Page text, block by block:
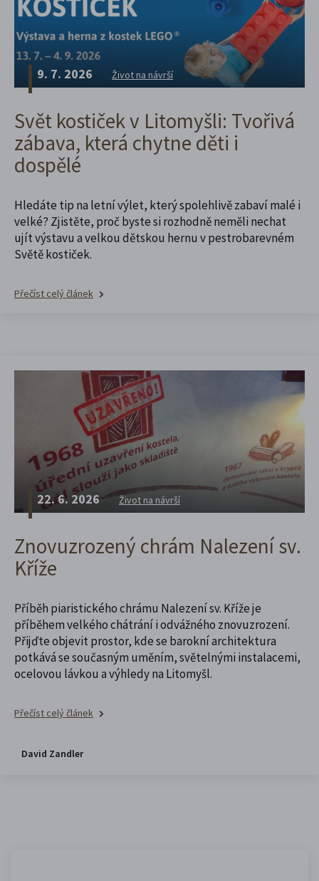
9. 7. 2026 Život na návrší
Svět kostiček v Litomyšli: Tvořivá
zábava, která chytne děti i
dospělé
Hledáte tip na letní výlet, který spolehlivě zabaví malé i
velké? Zjistěte, proč byste si rozhodně neměli nechat
ujít výstavu a velkou dětskou hernu v pestrobarevném
Světě kostiček.
Přečíst celý článek
22. 6. 2026 Život na návrší
Znovuzrozený chrám Nalezení sv.
Kříže
Příběh piaristického chrámu Nalezení sv. Kříže je
příběhem velkého chátrání i odvážného znovuzrození.
Přijďte objevit prostor, kde se barokní architektura
potkává se současným uměním, světelnými instalacemi,
ocelovou lávkou a výhledy na Litomyšl.
Přečíst celý článek
David Zandler